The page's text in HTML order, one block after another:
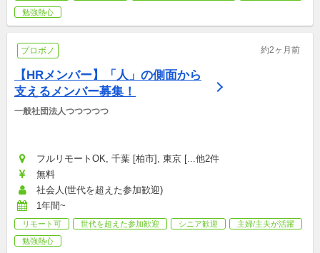
勉強熱心
プロボノ 約2ヶ月前
【HRメンバー】「人」の側面から
支えるメンバー募集！
一般社団法人つつつつつ
フルリモートOK, 千葉 [柏市], 東京 [...他2件
無料
社会人(世代を超えた参加歓迎)
1年間~
リモート可 世代を超えた参加歓迎 シニア歓迎
主婦/主夫が活躍
勉強熱心